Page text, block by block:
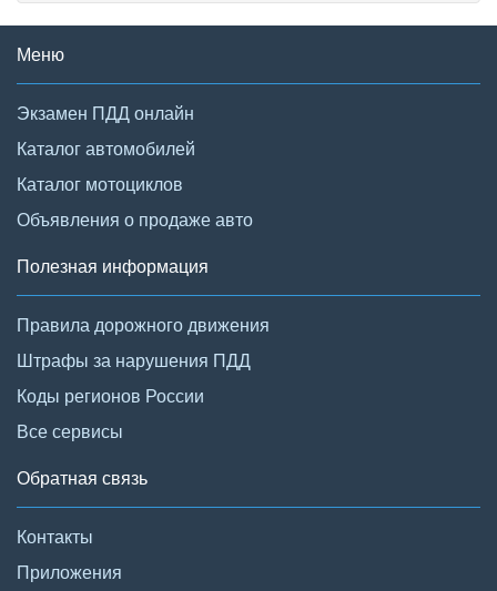
Меню
Экзамен ПДД онлайн
Каталог автомобилей
Каталог мотоциклов
Объявления о продаже авто
Полезная информация
Правила дорожного движения
Штрафы за нарушения ПДД
Коды регионов России
Все сервисы
Обратная связь
Контакты
Приложения